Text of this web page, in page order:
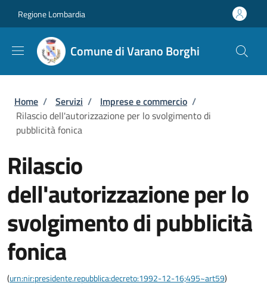
Regione Lombardia
Comune di Varano Borghi
Briciole di pane
Home / Servizi / Imprese e commercio /
Rilascio dell'autorizzazione per lo svolgimento di
pubblicità fonica
Rilascio
dell'autorizzazione per lo
svolgimento di pubblicità
fonica
(urn:nir:presidente.repubblica:decreto:1992-12-16;495~art59)